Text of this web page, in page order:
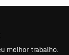
melhor trabalho.